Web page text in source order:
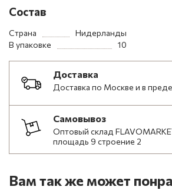
Состав
Страна
Нидерланды
В упаковке
10
Доставка
Доставка по Москве и в
Самовывоз
Оптовый склад
площадь 9 строение 2
Вам так же может